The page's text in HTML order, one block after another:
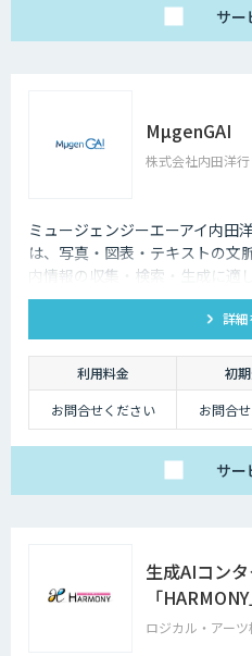
サー
MµgenGAI
株式会社内田洋行
ミュージェンジーエーアイ内田
は、写真・図表・テキストの文
内情報の収集・検索・生成に適
種を問わず業務効率とナレッジ
詳細
利用料金 初
お問合せください
お問合
サー
生成AIコン
「HARMONY
ロジカル・アー